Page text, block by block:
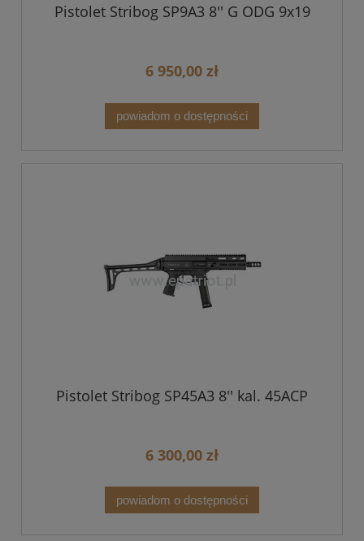
Pistolet Stribog SP9A3 8'' G ODG 9x19
6 950,00 zł
powiadom o dostępności
Pistolet Stribog SP45A3 8'' kal. 45ACP
6 300,00 zł
powiadom o dostępności